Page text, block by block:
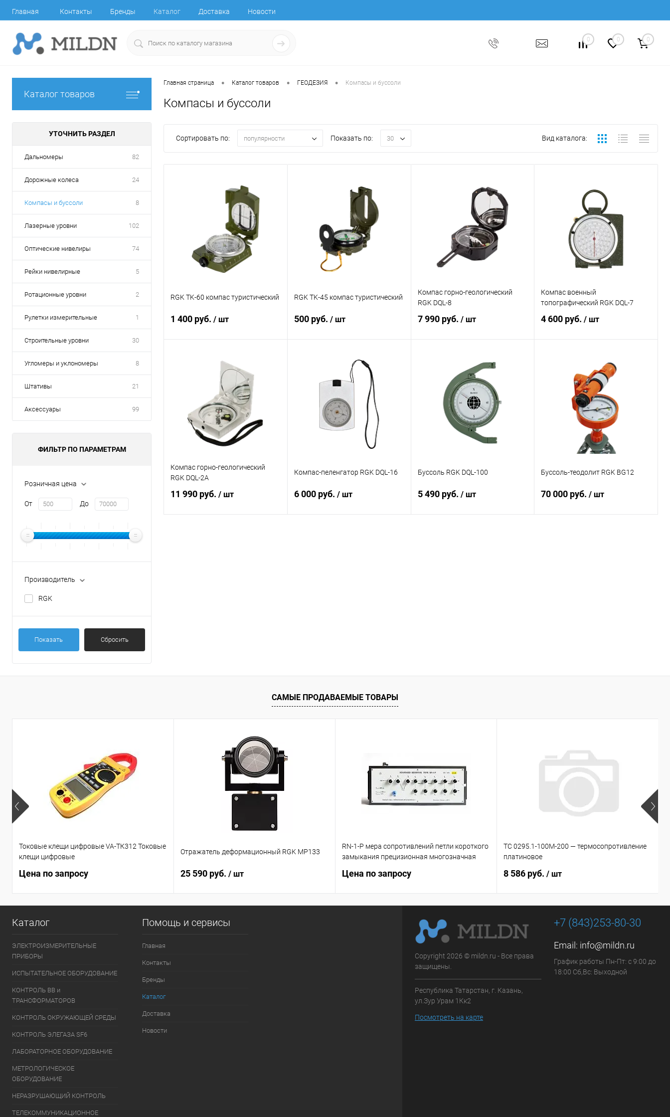
Главная Контакты Бренды Каталог Доставка Новости
0 0 0
Каталог товаров
УТОЧНИТЬ РАЗДЕЛ
Дальномеры 82
Дорожные колеса 24
Компасы и буссоли 8
Лазерные уровни 102
Оптические нивелиры 74
Рейки нивелирные 5
Ротационные уровни 2
Рулетки измерительные 1
Строительные уровни 30
Угломеры и уклономеры 8
Штативы 21
Аксессуары 99
ФИЛЬТР ПО ПАРАМЕТРАМ
Розничная цена
От До
Производитель
RGK
Показать Сбросить
Главная страница • Каталог товаров • ГЕОДЕЗИЯ • Компасы и буссоли
Компасы и буссоли
Сортировать по: популярности Показать по: 30 Вид каталога:
RGK TK-60 компас туристический
1 400 руб. / шт
В корзину
Купить в 1 клик Сравнение
В избранное Под заказ
RGK TK-45 компас туристический
500 руб. / шт
В корзину
Купить в 1 клик Сравнение
В избранное Под заказ
Компас горно-геологический
RGK DQL-8
7 990 руб. / шт
В корзину
Купить в 1 клик Сравнение
В избранное Под заказ
Компас военный
топографический RGK DQL-7
4 600 руб./ шт
В корзину
Купить в 1 клик
В избранное Под заказ
Компас горно-геологический
RGK DQL-2A
11 990 руб. / шт
Компас-пеленгатор RGK DQL-16
6 000 руб. / шт
Буссоль RGK DQL-100
5 490 руб. / шт
Буссоль-теодолит RGK BG12
70 000 руб./ шт
САМЫЕ ПРОДАВАЕМЫЕ ТОВАРЫ
Токовые клещи цифровые VA-ТК312 Токовые
клещи цифровые
Цена по запросу
Отражатель деформационный RGK MP133
25 590 руб. / шт
RN-1-P мера сопротивлений петли короткого
замыкания прецизионная многозначная
Цена по запросу
ТС 0295.1-100М-200 — термосопротивление
платиновое
8 586 руб. / шт
Каталог
ЭЛЕКТРОИЗМЕРИТЕЛЬНЫЕ
ПРИБОРЫ
ИСПЫТАТЕЛЬНОЕ ОБОРУДОВАНИЕ
КОНТРОЛЬ ВВ и
ТРАНСФОРМАТОРОВ
КОНТРОЛЬ ОКРУЖАЮЩЕЙ СРЕДЫ
КОНТРОЛЬ ЭЛЕГАЗА SF6
ЛАБОРАТОРНОЕ ОБОРУДОВАНИЕ
МЕТРОЛОГИЧЕСКОЕ
ОБОРУДОВАНИЕ
НЕРАЗРУШАЮЩИЙ КОНТРОЛЬ
ТЕЛЕКОММУНИКАЦИОННОЕ
Помощь и сервисы
Главная
Контакты
Бренды
Каталог
Доставка
Новости
Copyright 2026 © mildn.ru - Все права
защищены.
Республика Татарстан, г. Казань,
ул.Зур Урам 1Кк2
Посмотреть на карте
+7 (843)253-80-30
Email: info@mildn.ru
График работы Пн-Пт: с 9:00 до
18:00 Сб,Вс: Выходной